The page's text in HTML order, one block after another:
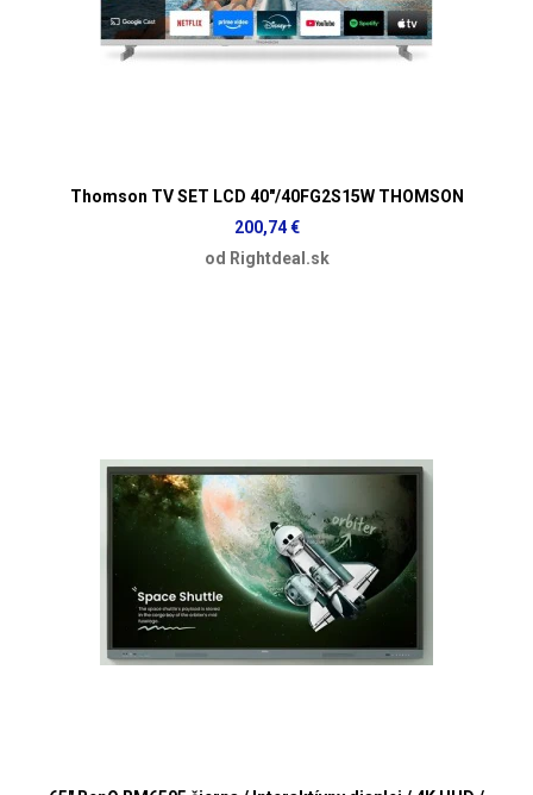
Thomson TV SET LCD 40"/40FG2S15W THOMSON
200,74 €
od Rightdeal.sk